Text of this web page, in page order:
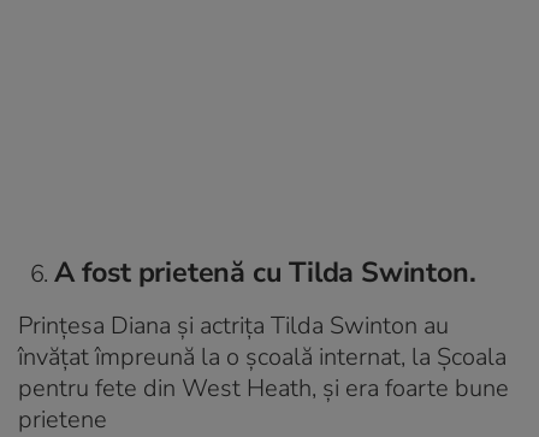
A fost prietenă cu Tilda Swinton.
Prințesa Diana și actrița Tilda Swinton au
învățat împreună la o școală internat, la Școala
pentru fete din West Heath, și era foarte bune
prietene